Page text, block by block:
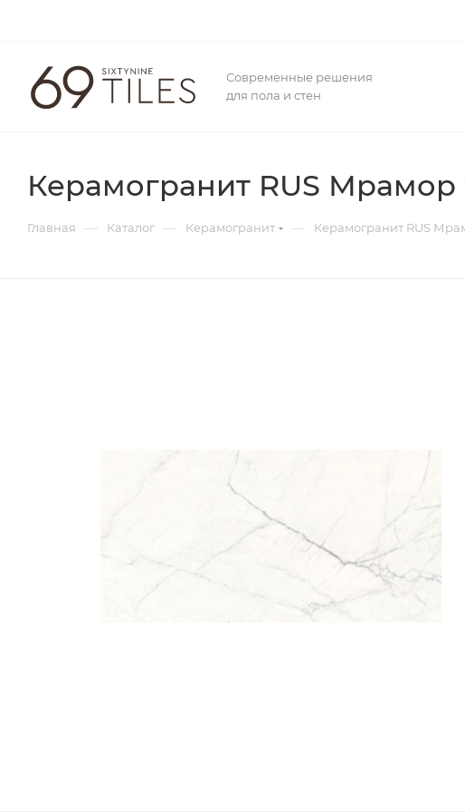
Современные решения
для пола и стен
Керамогранит RUS Мрамор
Главная — Каталог — Керамогранит — Керамогранит RUS